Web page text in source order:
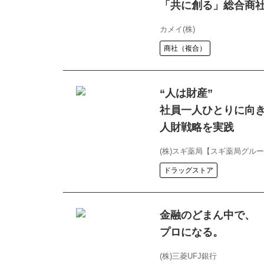
「共に創る」総合商
カメイ(株)
商社（複合）
“人は財産”
社員一人ひとりに向
人財戦略を実践
(株)スギ薬局【スギ薬局グルー
ドラッグストア
金融のどまん中で、
プロになる。
(株)三菱UFJ銀行